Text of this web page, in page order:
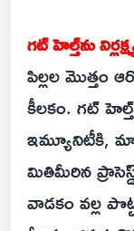
గట్ హెల్త్‌ను
పిల్లల మొత్తం
కీలకం. గట్
ఇమ్యూనిటీకి,
మితిమీరిన
వాడకం వల్ల